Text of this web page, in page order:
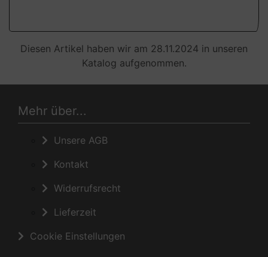
Diesen Artikel haben wir am 28.11.2024 in unseren
Katalog aufgenommen.
Mehr über...
Unsere AGB
Kontakt
Widerrufsrecht
Lieferzeit
Cookie Einstellungen